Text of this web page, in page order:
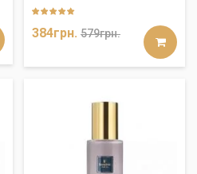
384грн. 579грн.